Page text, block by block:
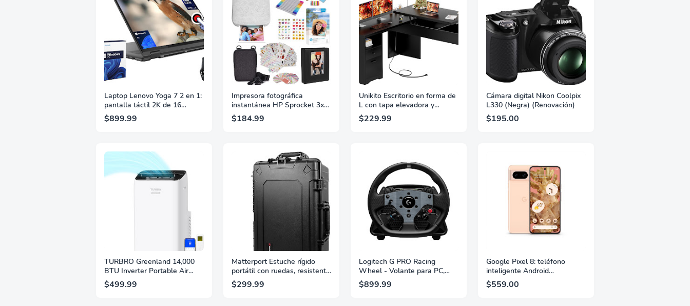
Laptop Lenovo Yoga 7 2 en 1:
pantalla táctil 2K de 16
pulgadas y 300 nits, CPU Intel
Ultra 5 125U de 12 núcleos,
retroiluminado, Wi-Fi 6E,
Windows 11 Pro, Sefefi
Accesorios
$899.99
Impresora fotográfica
instantánea HP Sprocket 3x4
- Kit: paquete de 20 papel
zinc, estuche, álbum de fotos,
$184.99
Unikito Escritorio en forma de
L con tapa elevadora y
cajones, escritorio de oficina
grande con toma de corriente
de escritura y
almacenamiento, escritorio de
pie en forma de L, negro
$229.99
Cámara digital Nikon Coolpix
L330 (Negra) (Renovación)
$195.00
TURBRO Greenland 14,000
BTU Inverter Portable Air
Conditioner, High Efficiency,
Quiet Operation, Cools Up to
$499.99
Matterport Estuche rígido
portátil con ruedas, resistente
al agua, de 31 pulgadas, con
inserto de espuma para
$299.99
Logitech G PRO Racing
Wheel - Volante para PC,
PS4, PS5, Direct Drive 11 Nm
de fuerza, retroalimentación
$899.99
Google Pixel 8: teléfono
inteligente Android
desbloqueado con cámara de
píxeles avanzada, batería de
$559.00